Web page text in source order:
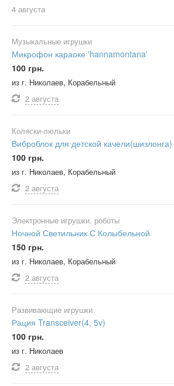
4 августа
Музыкальные игрушки
Микрофон караоке 'hannamontana'
100 грн.
из г. Николаев, Корабельный
2 августа
Коляски-люльки
Виброблок для детской качели(шизлонга)
100 грн.
из г. Николаев, Корабельный
2 августа
Электронные игрушки, роботы
Ночной Светильник С Колыбельной
150 грн.
из г. Николаев, Корабельный
2 августа
Развивающие игрушки
Рация Transceiver(4, 5v)
100 грн.
из г. Николаев
2 августа